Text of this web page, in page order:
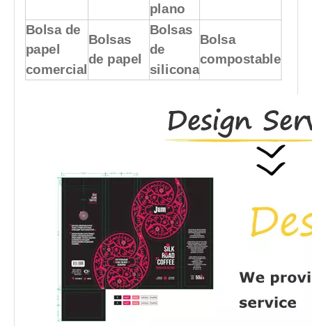
plano
Bolsa de
papel
comercial
Bolsas
de papel
Bolsas
de
silicona
Bolsa
compostable